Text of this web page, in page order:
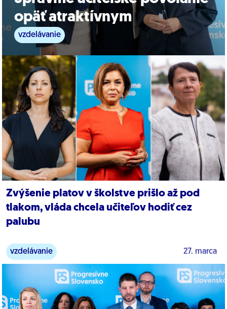
opäť atraktívnym
vzdelávanie
Zvýšenie platov v školstve prišlo až pod
tlakom, vláda chcela učiteľov hodiť cez
palubu
vzdelávanie 27. marca